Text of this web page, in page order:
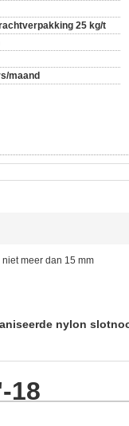
25 kg/t
maand
meer dan 15 mm
nylon
18